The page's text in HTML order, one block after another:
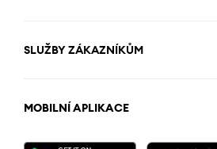
SLUŽBY ZÁKAZNÍKŮM
MOBILNÍ APLIKACE